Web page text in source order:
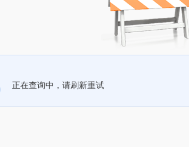
正在查询中，请刷新重试